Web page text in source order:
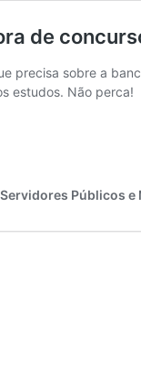
de
precisa sobre a
estudos. Não perca!
Públicos e